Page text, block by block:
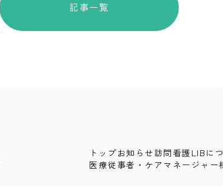
記事一覧
トップ お知らせ訪問看護 LIBに
医療従事者・ケアマネージャー